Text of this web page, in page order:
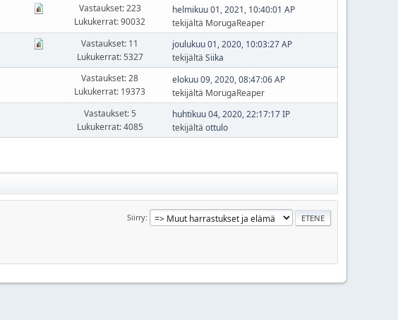
Vastaukset: 223
Lukukerrat: 90032
helmikuu 01, 2021, 10:40:01 AP
tekijältä MorugaReaper
Vastaukset: 11
Lukukerrat: 5327
joulukuu 01, 2020, 10:03:27 AP
tekijältä Siika
Vastaukset: 28
Lukukerrat: 19373
elokuu 09, 2020, 08:47:06 AP
tekijältä MorugaReaper
Vastaukset: 5
Lukukerrat: 4085
huhtikuu 04, 2020, 22:17:17 IP
tekijältä ottulo
Siirry